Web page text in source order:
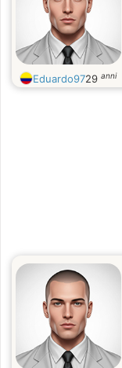
Eduardo9729 anni